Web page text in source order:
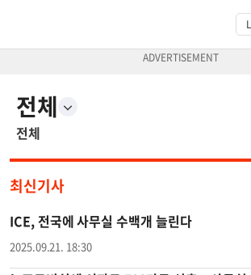
전체
전체
최신기사
ICE, 전국에 사무실 수백개 늘린다
2025.09.21. 18:30